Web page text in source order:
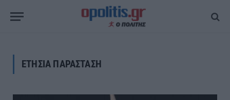
ΕΤΗΣΙΑ ΠΑΡΑΣΤΑΣΗ